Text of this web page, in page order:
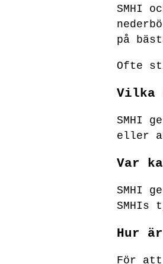
SMHI
på
Ofte
Vilka
SMHI
eller
Var
SMHI
Hur
För att